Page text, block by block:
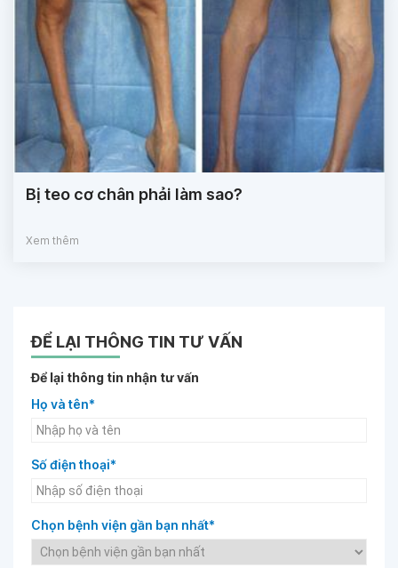
Bị teo cơ chân phải làm sao?
Xem thêm
ĐỂ LẠI THÔNG TIN TƯ VẤN
Để lại thông tin nhận tư vấn
Họ và tên*
Số điện thoại*
Chọn bệnh viện gần bạn nhất*